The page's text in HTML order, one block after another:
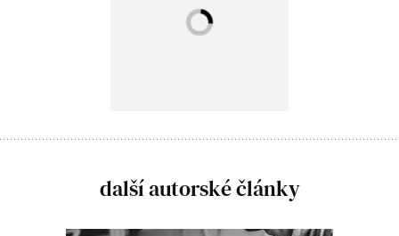
další autorské články